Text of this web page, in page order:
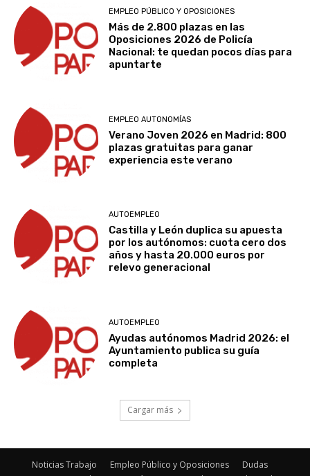
EMPLEO PÚBLICO Y OPOSICIONES
Más de 2.800 plazas en las
Oposiciones 2026 de Policía
Nacional: te quedan pocos días para
apuntarte
EMPLEO AUTONOMÍAS
Verano Joven 2026 en Madrid: 800
plazas gratuitas para ganar
experiencia este verano
AUTOEMPLEO
Castilla y León duplica su apuesta
por los autónomos: cuota cero dos
años y hasta 20.000 euros por
relevo generacional
AUTOEMPLEO
Ayudas autónomos Madrid 2026: el
Ayuntamiento publica su guía
completa
Cargar más
Noticias Trabajo Empleo Público y Oposiciones
Dudas